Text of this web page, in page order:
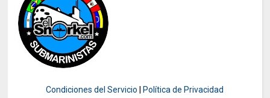
Condiciones del Servicio Política de Privacidad